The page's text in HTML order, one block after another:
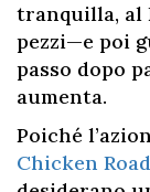
tranquilla, al
pezzi—e poi
passo dopo
aumenta.
Poiché
Chicken Road